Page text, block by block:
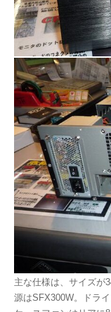
主な仕様は、サイズが
源はSFX300W。ドラ